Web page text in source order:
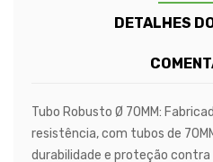
DETALHES
Tubo Robusto Ø 70MM:
resistência, com tubos de
durabilidade e proteção